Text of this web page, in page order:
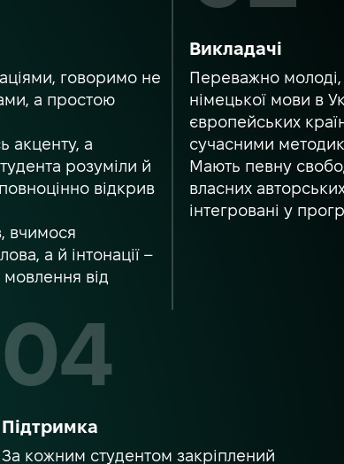
говоримо не
а простою
акценту, а
розуміли й
відкрив
вчимося
а й інтонації –
мовлення від
Викладачі
Переважно молоді,
німецької мови в
європейських
сучасними
Мають певну
власних
інтегровані у
Підтримка
За кожним студентом закріплений